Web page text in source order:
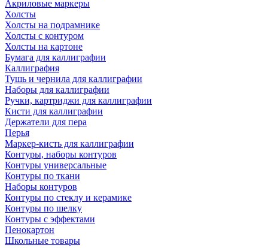
Акриловые маркеры
Холсты
Холсты на подрамнике
Холсты с контуром
Холсты на картоне
Бумага для каллиграфии
Каллиграфия
Тушь и чернила для каллиграфии
Наборы для каллиграфии
Ручки, картриджи для каллиграфии
Кисти для каллиграфии
Держатели для пера
Перья
Маркер-кисть для каллиграфии
Контуры, наборы контуров
Контуры универсальные
Контуры по ткани
Наборы контуров
Контуры по стеклу и керамике
Контуры по шелку
Контуры с эффектами
Пенокартон
Школьные товары